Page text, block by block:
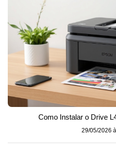
Como Instalar o Drive
29/05/2026